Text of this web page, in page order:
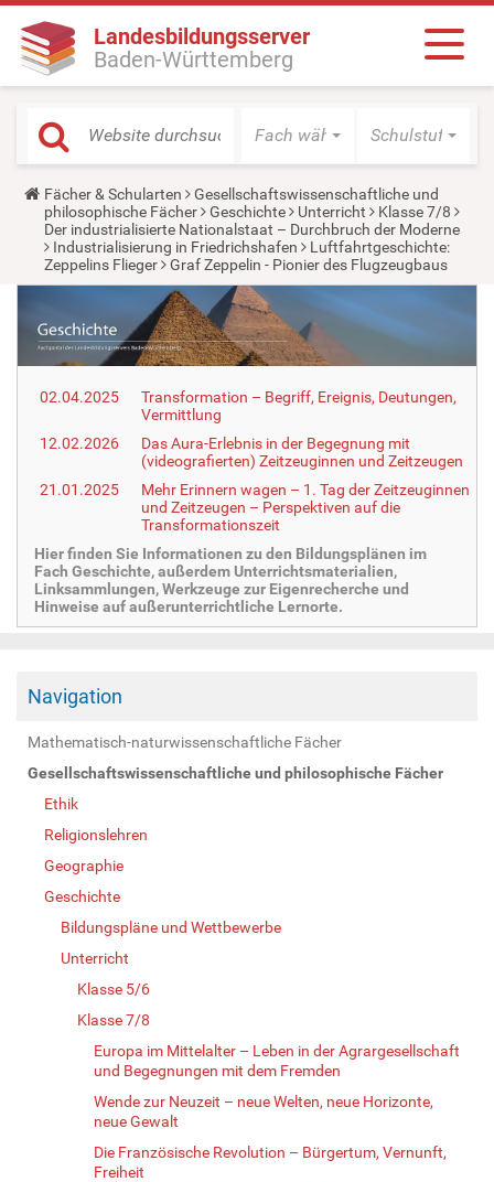
Landesbildungsserver
Baden-Württemberg
Fach wählen Schulstufe
Y
o
u
a
r
e
r
e
:
Fächer & Schularten
Gesellschaftswissenschaftliche und
philosophische Fächer
Geschichte Unterricht
Klasse 7/8
Der industrialisierte Nationalstaat – Durchbruch der Moderne
Industrialisierung in Friedrichshafen
Luftfahrtgeschichte:
Zeppelins Flieger
Graf Zeppelin - Pionier des Flugzeugbaus
02.04.2025
Transformation – Begriff, Ereignis, Deutungen,
Vermittlung
12.02.2026
Das Aura-Erlebnis in der Begegnung mit
(videografierten) Zeitzeuginnen und Zeitzeugen
21.01.2025
Mehr Erinnern wagen – 1. Tag der Zeitzeuginnen
und Zeitzeugen – Perspektiven auf die
Transformationszeit
Hier finden Sie Informationen zu den Bildungsplänen im
Fach Geschichte, außerdem Unterrichtsmaterialien,
Linksammlungen, Werkzeuge zur Eigenrecherche und
Hinweise auf außerunterrichtliche Lernorte.
Navigation
Mathematisch-naturwissenschaftliche Fächer
Gesellschaftswissenschaftliche und philosophische Fächer
Ethik
Religionslehren
Geographie
Geschichte
Bildungspläne und Wettbewerbe
Unterricht
Klasse 5/6
Klasse 7/8
Europa im Mittelalter – Leben in der Agrargesellschaft
und Begegnungen mit dem Fremden
Wende zur Neuzeit – neue Welten, neue Horizonte,
neue Gewalt
Die Französische Revolution – Bürgertum, Vernunft,
Freiheit